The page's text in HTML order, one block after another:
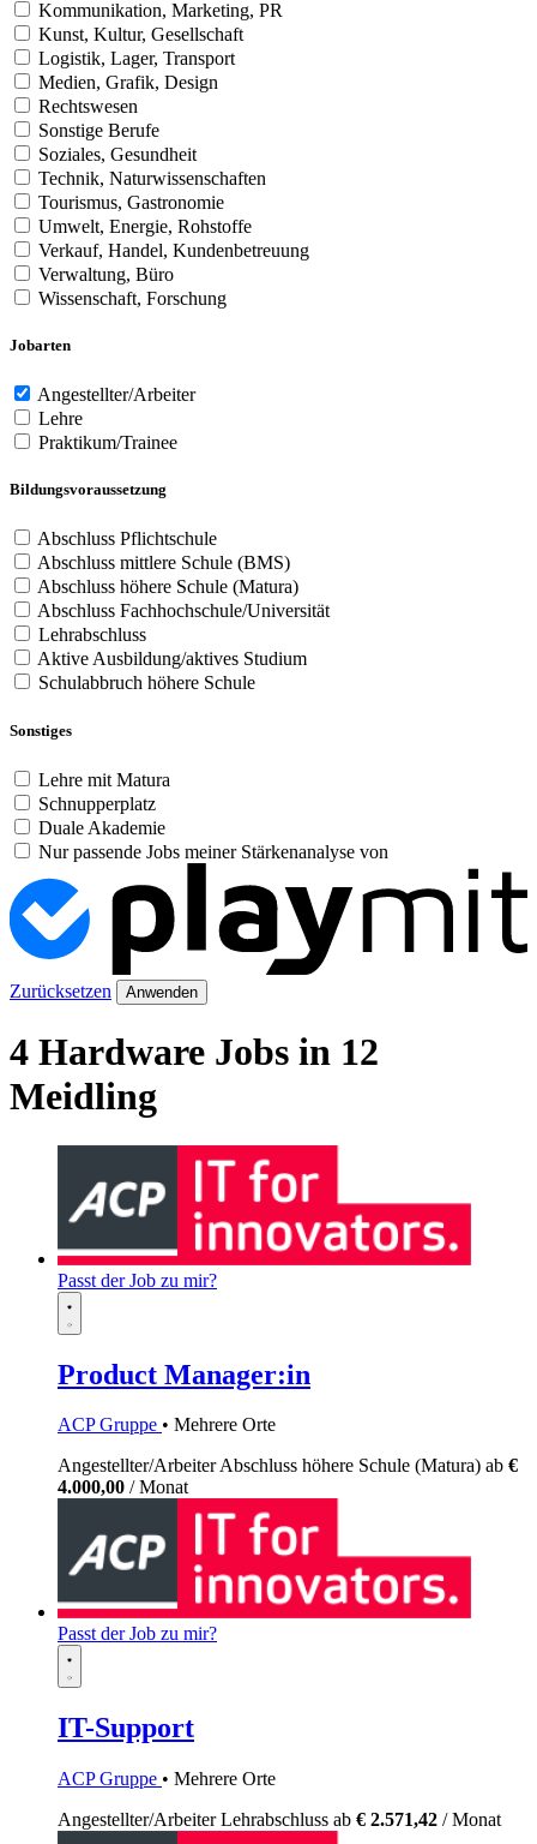
Kommunikation, Marketing, PR
Kunst, Kultur, Gesellschaft
Logistik, Lager, Transport
Medien, Grafik, Design
Rechtswesen
Sonstige Berufe
Soziales, Gesundheit
Technik, Naturwissenschaften
Tourismus, Gastronomie
Umwelt, Energie, Rohstoffe
Verkauf, Handel, Kundenbetreuung
Verwaltung, Büro
Wissenschaft, Forschung
Jobarten
Angestellter/Arbeiter
Lehre
Praktikum/Trainee
Bildungsvoraussetzung
Abschluss Pflichtschule
Abschluss mittlere Schule (BMS)
Abschluss höhere Schule (Matura)
Abschluss Fachhochschule/Universität
Lehrabschluss
Aktive Ausbildung/aktives Studium
Schulabbruch höhere Schule
Sonstiges
Lehre mit Matura
Schnupperplatz
Duale Akademie
Nur passende Jobs meiner Stärkenanalyse von
Zurücksetzen Anwenden
4 Hardware Jobs in 12
Meidling
Passt der Job zu mir?
Product Manager:in
ACP Gruppe • Mehrere Orte
Angestellter/ArbeiterAbschluss höhere Schule (Matura) ab €
4.000,00 / Monat
Passt der Job zu mir?
IT-Support
ACP Gruppe • Mehrere Orte
Angestellter/ArbeiterLehrabschluss ab € 2.571,42 / Monat